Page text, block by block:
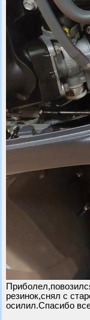
резинок,снял с
осилил.Спасибо